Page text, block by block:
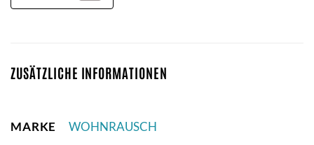
ZUSÄTZLICHE INFORMATIONEN
MARKE WOHNRAUSCH